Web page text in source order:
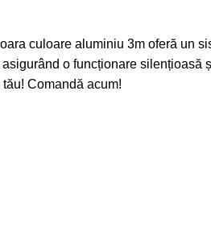
culoare aluminiu 3m oferă un
o funcționare silențioasă
Comandă acum!